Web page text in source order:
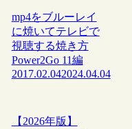
mp4をブルーレイ
に焼いてテレビで
視聴する焼き方
Power2Go 11編
2017.02.042024.04.04
【2026年版】